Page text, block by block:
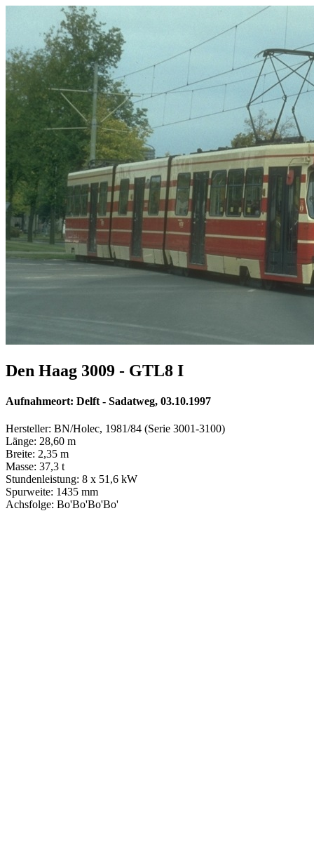
Den Haag 3009 - GTL8 I
Aufnahmeort: Delft - Sadatweg, 03.10.1997
Hersteller: BN/Holec, 1981/84 (Serie 3001-3100)
Länge: 28,60 m
Breite: 2,35 m
Masse: 37,3 t
Stundenleistung: 8 x 51,6 kW
Spurweite: 1435 mm
Achsfolge: Bo'Bo'Bo'Bo'